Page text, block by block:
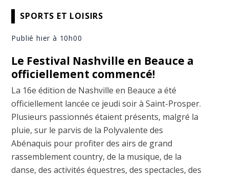
SPORTS ET LOISIRS
Publié hier à 10h00
Le Festival Nashville en Beauce a
officiellement commencé!
La 16e édition de Nashville en Beauce a été
officiellement lancée ce jeudi soir à Saint-Prosper.
Plusieurs passionnés étaient présents, malgré la
pluie, sur le parvis de la Polyvalente des
Abénaquis pour profiter des airs de grand
rassemblement country, de la musique, de la
danse, des activités équestres, des spectacles, des